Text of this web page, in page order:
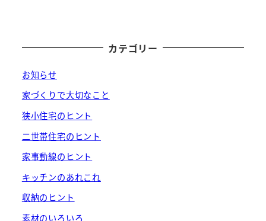
カテゴリー
お知らせ
家づくりで大切なこと
狭小住宅のヒント
二世帯住宅のヒント
家事動線のヒント
キッチンのあれこれ
収納のヒント
素材のいろいろ